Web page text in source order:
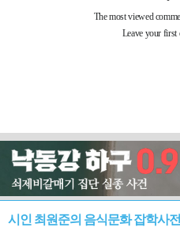
시인 최원준의 음식문화 잡학사전